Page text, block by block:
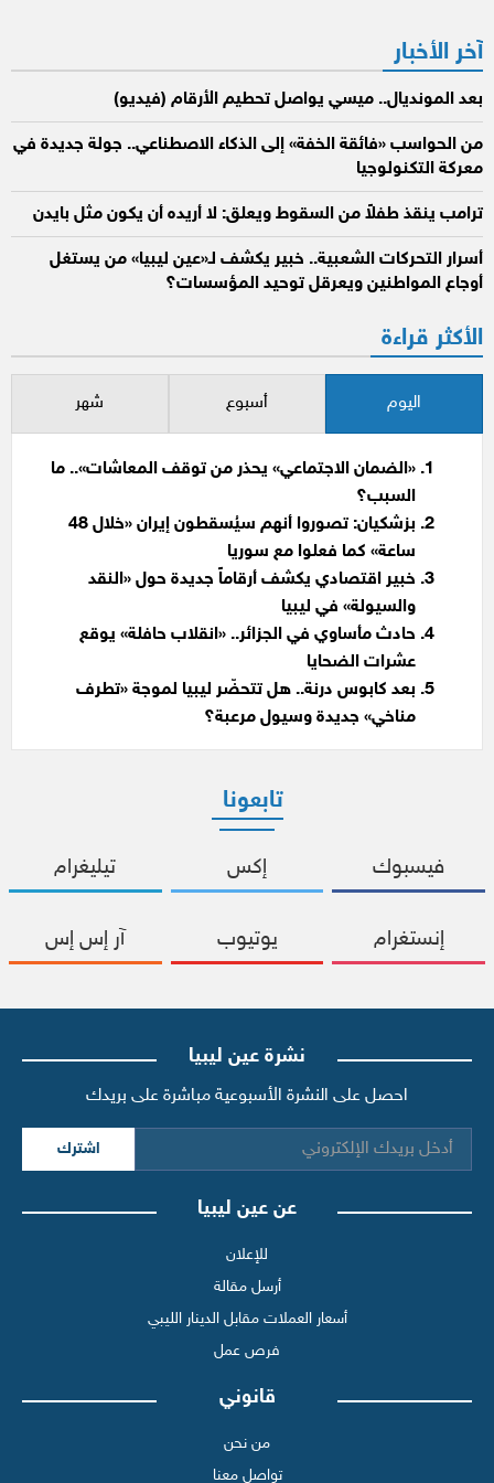
آخر الأخبار
بعد المونديال.. ميسي يواصل تحطيم الأرقام (فيديو)
من الحواسب «فائقة الخفة» إلى الذكاء الاصطناعي.. جولة جديدة في
معركة التكنولوجيا
ترامب ينقذ طفلاً من السقوط ويعلق: لا أريده أن يكون مثل بايدن
أسرار التحركات الشعبية.. خبير يكشف لـ«عين ليبيا» من يستغل
أوجاع المواطنين ويعرقل توحيد المؤسسات؟
الأكثر قراءة
اليوم أسبوع شهر
«الضمان الاجتماعي» يحذر من توقف المعاشات».. ما
السبب؟
بزشكيان: تصوروا أنهم سيُسقطون إيران «خلال 48
ساعة» كما فعلوا مع سوريا
خبير اقتصادي يكشف أرقاماً جديدة حول «النقد
والسيولة» في ليبيا
حادث مأساوي في الجزائر.. «انقلاب حافلة» يوقع
عشرات الضحايا
بعد كابوس درنة.. هل تتحضّر ليبيا لموجة «تطرف
مناخي» جديدة وسيول مرعبة؟
تابعونا
فيسبوك إكس تيليغرام
إنستغرام يوتيوب آر إس إس
نشرة عين ليبيا
احصل على النشرة الأسبوعية مباشرة على بريدك
اشترك
عن عين ليبيا
للإعلان
أرسل مقالة
أسعار العملات مقابل الدينار الليبي
فرص عمل
قانوني
من نحن
تواصل معنا